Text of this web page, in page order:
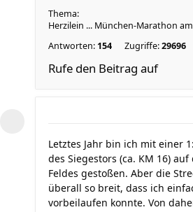
Thema:
Herzilein ... München-Marathon
Antworten: 154 Zugriffe:29696
Rufe den Beitrag auf
Letztes Jahr bin ich mit einer
des Siegestors (ca. KM 16) auf
Feldes gestoßen. Aber die
überall so breit, dass ich
vorbeilaufen konnte. Von